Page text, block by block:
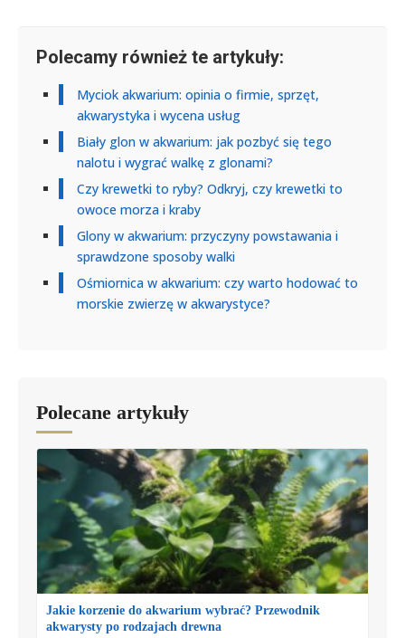
Polecamy również te artykuły:
Myciok akwarium: opinia o firmie, sprzęt,
akwarystyka i wycena usług
Biały glon w akwarium: jak pozbyć się tego
nalotu i wygrać walkę z glonami?
Czy krewetki to ryby? Odkryj, czy krewetki to
owoce morza i kraby
Glony w akwarium: przyczyny powstawania i
sprawdzone sposoby walki
Ośmiornica w akwarium: czy warto hodować to
morskie zwierzę w akwarystyce?
Polecane artykuły
Jakie korzenie do akwarium wybrać? Przewodnik
akwarysty po rodzajach drewna